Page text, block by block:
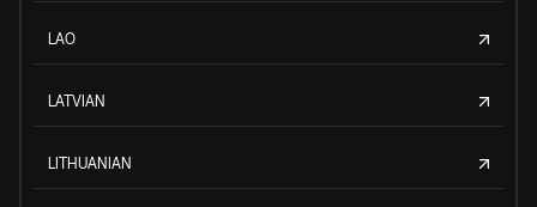
LAO
LATVIAN
LITHUANIAN